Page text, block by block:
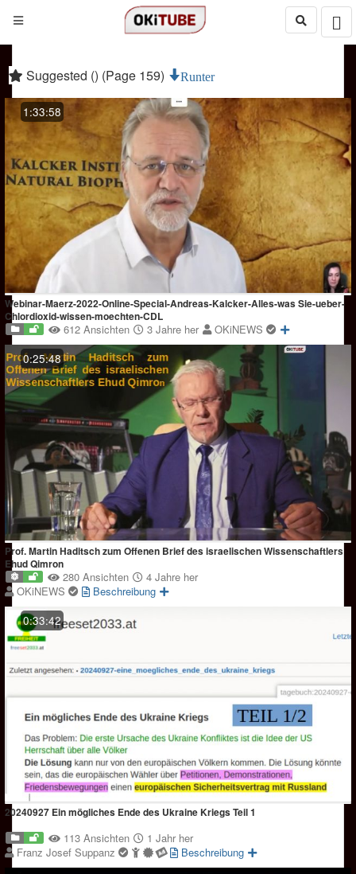
Suggested () (Page 159) Runter
1:33:58
Webinar-Maerz-2022-Online-Special-Andreas-Kalcker-Alles-was Sie-ueber-
Chlordioxid-wissen-moechten-CDL
612 Ansichten 3 Jahre her
OKiNEWS
0:25:48
Prof. Martin Haditsch zum Offenen Brief des israelischen Wissenschaftlers
Ehud Qimron
280 Ansichten
4 Jahre her
OKiNEWS
Beschreibung
0:33:42
20240927 Ein mögliches Ende des Ukraine Kriegs Teil 1
113 Ansichten
1 Jahr her
Franz Josef Suppanz
Beschreibung